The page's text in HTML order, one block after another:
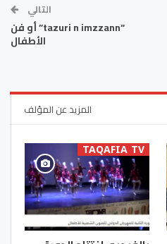
التالي
“tazuri n imzzann” أو فن
الأطفال
المزيد عن المؤلف
TAQAFIA TV